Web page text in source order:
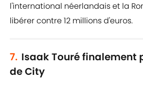
l'international néerlandais et la
libérer contre 12 millions d'euros.
7. Isaak Touré finalement
de City